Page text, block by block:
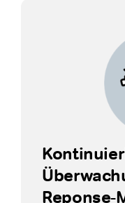
Reponse-